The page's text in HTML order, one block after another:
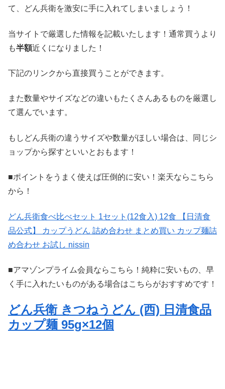
て、どん兵衛を激安に手に入れてしまいましょう！
当サイトで厳選した情報を記載いたします！通常買うより
も半額近くになりました！
下記のリンクから直接買うことができます。
また数量やサイズなどの違いもたくさんあるものを厳選し
て選んでいます。
もしどん兵衛の違うサイズや数量がほしい場合は、同じシ
ョップから探すといいとおもます！
■ポイントをうまく使えば圧倒的に安い！楽天ならこちら
から！
どん兵衛食べ比べセット 1セット(12食入) 12食 【日清食
品公式】 カップうどん 詰め合わせ まとめ買い カップ麺詰
め合わせ お試し nissin
■アマゾンプライム会員ならこちら！純粋に安いもの、早
く手に入れたいものがある場合はこちらがおすすめです！
どん兵衛 きつねうどん (西) 日清食品
カップ麺 95g×12個